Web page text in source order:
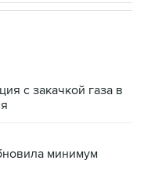
с закачкой газа в
минимум